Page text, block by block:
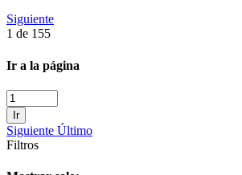
Siguiente
1 de 155
Ir a la página
Ir
Siguiente Último
Filtros